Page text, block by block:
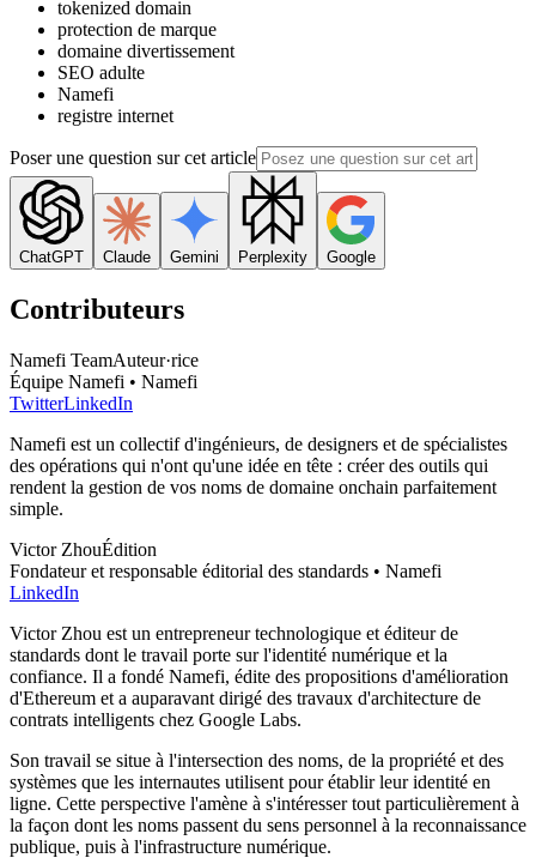
tokenized domain
protection de marque
domaine divertissement
SEO adulte
Namefi
registre internet
Poser une question sur cet article
ChatGPT Claude Gemini Perplexity Google
Contributeurs
Namefi TeamAuteur·rice
Équipe Namefi • Namefi
TwitterLinkedIn
Namefi est un collectif d'ingénieurs, de designers et de spécialistes
des opérations qui n'ont qu'une idée en tête : créer des outils qui
rendent la gestion de vos noms de domaine onchain parfaitement
simple.
Victor ZhouÉdition
Fondateur et responsable éditorial des standards • Namefi
LinkedIn
Victor Zhou est un entrepreneur technologique et éditeur de
standards dont le travail porte sur l'identité numérique et la
confiance. Il a fondé Namefi, édite des propositions d'amélioration
d'Ethereum et a auparavant dirigé des travaux d'architecture de
contrats intelligents chez Google Labs.
Son travail se situe à l'intersection des noms, de la propriété et des
systèmes que les internautes utilisent pour établir leur identité en
ligne. Cette perspective l'amène à s'intéresser tout particulièrement à
la façon dont les noms passent du sens personnel à la reconnaissance
publique, puis à l'infrastructure numérique.